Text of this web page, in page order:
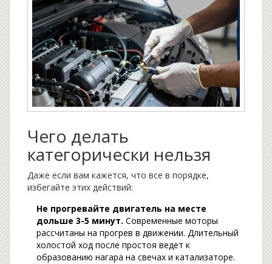
Чего делать
категорически нельзя
Даже если вам кажется, что все в порядке,
избегайте этих действий:
Не прогревайте двигатель на месте
дольше 3-5 минут. Современные моторы
рассчитаны на прогрев в движении. Длительный
холостой ход после простоя ведет к
образованию нагара на свечах и катализаторе.